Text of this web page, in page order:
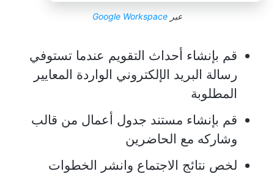
عبرGoogle Workspace
قم بإنشاء أحداث التقويم عندما تستوفي
رسالة البريد الإلكتروني الواردة المعايير
المطلوبة
قم بإنشاء مستند جدول أعمال من قالب
وشاركه مع الحاضرين
لخص نتائج الاجتماع وانشر الخطوات